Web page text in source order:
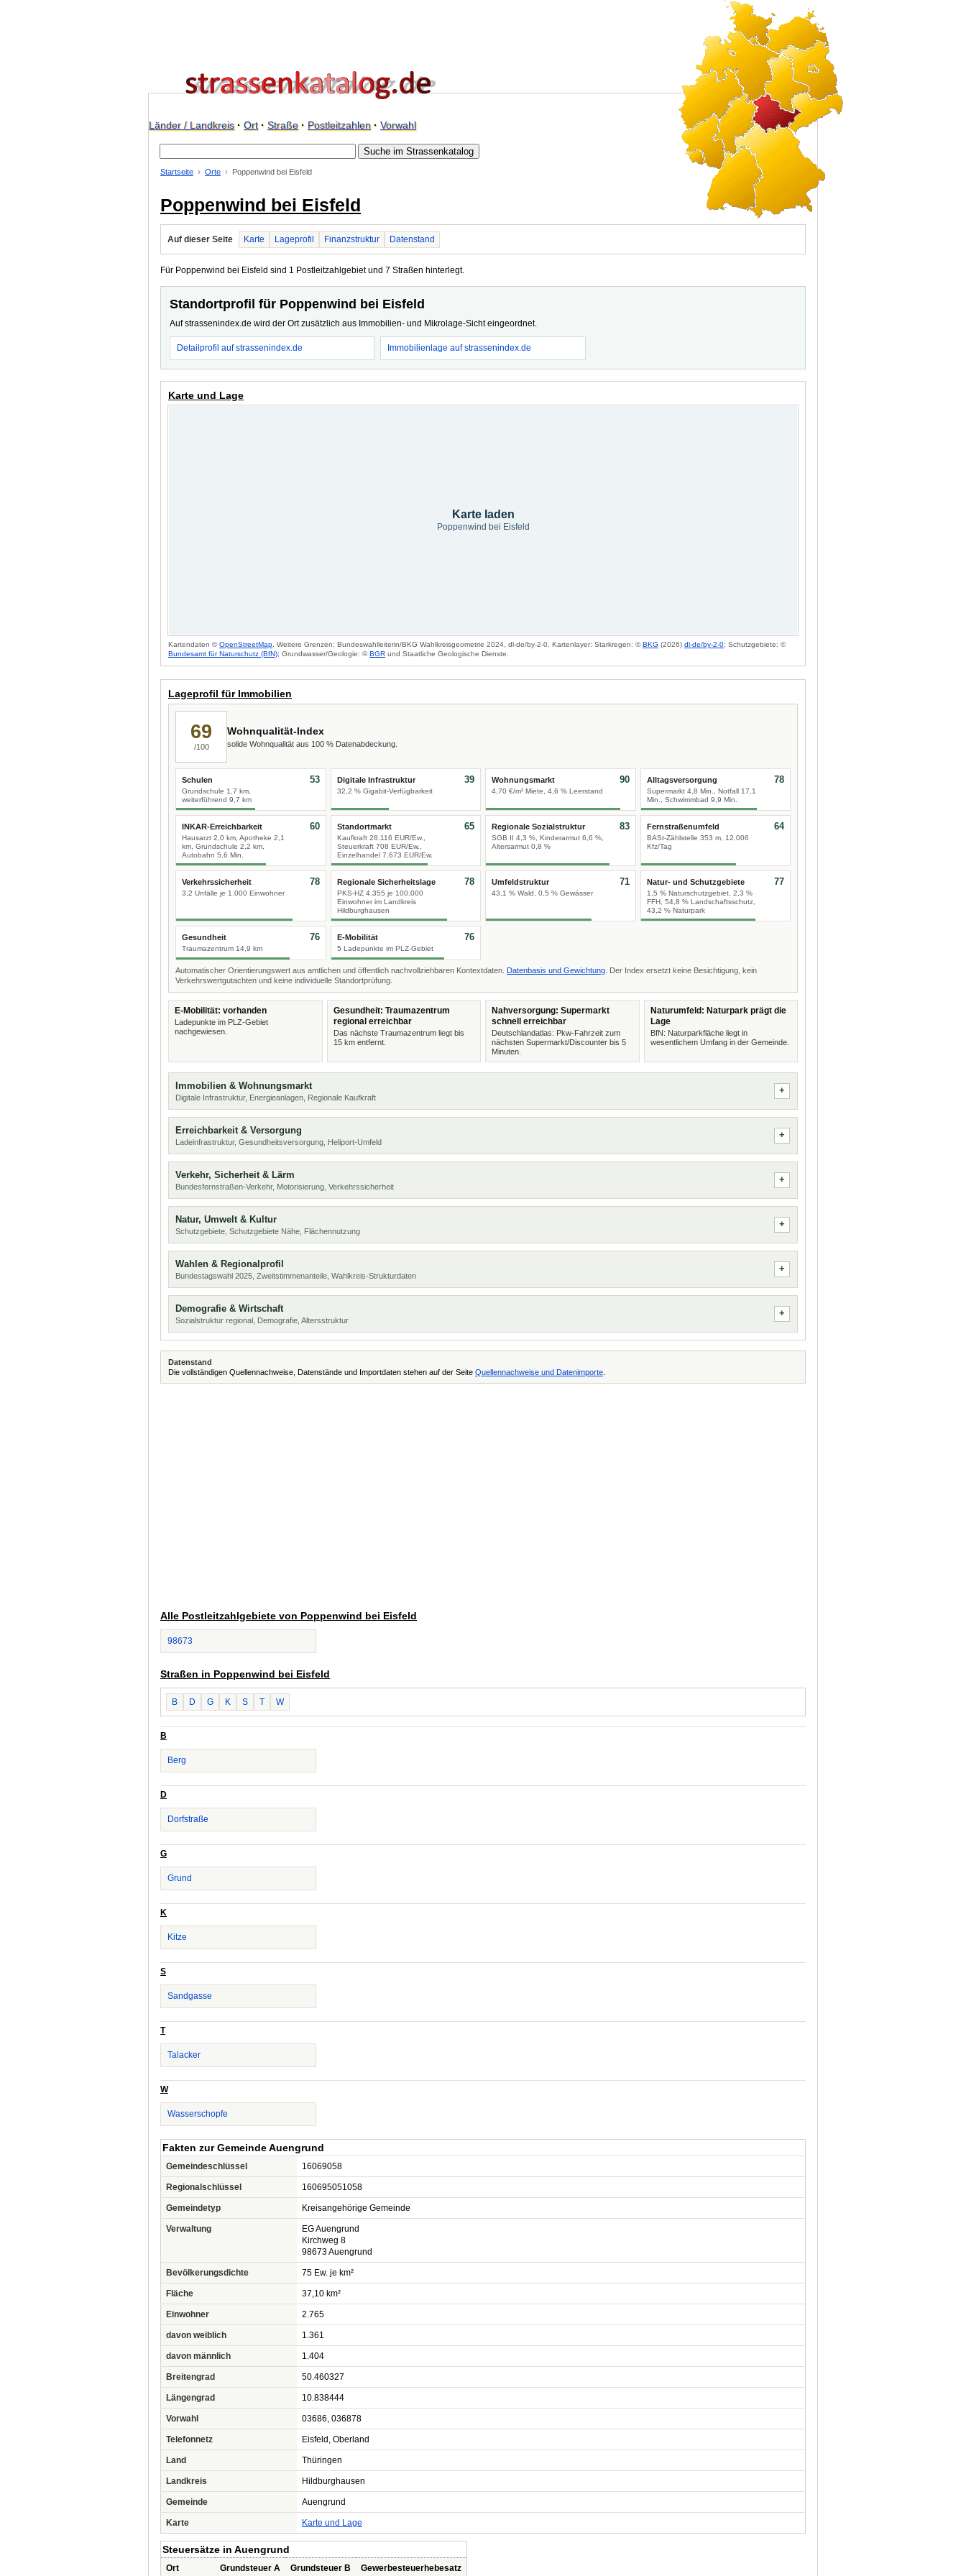
Länder / Landkreis· Ort· Straße· Postleitzahlen· Vorwahl
Startseite Orte Poppenwind bei Eisfeld
Poppenwind bei Eisfeld
Auf dieser Seite Karte Lageprofil Finanzstruktur Datenstand
Für Poppenwind bei Eisfeld sind 1 Postleitzahlgebiet und 7 Straßen hinterlegt.
Standortprofil für Poppenwind bei Eisfeld
Auf strassenindex.de wird der Ort zusätzlich aus Immobilien- und Mikrolage-Sicht eingeordnet.
Detailprofil auf strassenindex.de Immobilienlage auf strassenindex.de
Karte und Lage
Karte laden
Poppenwind bei Eisfeld
Kartendaten ©OpenStreetMap . Weitere Grenzen: Bundeswahlleiterin/BKG Wahlkreisgeometrie 2024, dl-de/by-2-0. Kartenlayer: Starkregen: ©BKG (2026) dl-de/by-2-0; Schutzgebiete: ©
Bundesamt für Naturschutz (BfN); Grundwasser/Geologie: ©BGR und Staatliche Geologische Dienste.
Lageprofil für Immobilien
69
/100
Wohnqualität-Index
solide Wohnqualität aus 100 % Datenabdeckung.
Schulen
Grundschule 1,7 km,
weiterführend 9,7 km
53 Digitale Infrastruktur
32,2 % Gigabit-Verfügbarkeit
39 Wohnungsmarkt
4,70 €/m² Miete, 4,6 % Leerstand
90 Alltagsversorgung
Supermarkt 4,8 Min., Notfall 17,1
Min., Schwimmbad 9,9 Min.
78
INKAR-Erreichbarkeit
Hausarzt 2,0 km, Apotheke 2,1
km, Grundschule 2,2 km,
Autobahn 5,6 Min.
60 Standortmarkt
Kaufkraft 28.116 EUR/Ew.,
Steuerkraft 708 EUR/Ew.,
Einzelhandel 7.673 EUR/Ew.
65 Regionale Sozialstruktur
SGB II 4,3 %, Kinderarmut 6,6 %,
Altersarmut 0,8 %
83 Fernstraßenumfeld
BASt-Zählstelle 353 m, 12.006
Kfz/Tag
64
Verkehrssicherheit
3,2 Unfälle je 1.000 Einwohner
78 Regionale Sicherheitslage
PKS-HZ 4.355 je 100.000
Einwohner im Landkreis
Hildburghausen
78 Umfeldstruktur
43,1 % Wald, 0,5 % Gewässer
71 Natur- und Schutzgebiete
1,5 % Naturschutzgebiet, 2,3 %
FFH, 54,8 % Landschaftsschutz,
43,2 % Naturpark
77
Gesundheit
Traumazentrum 14,9 km
76 E-Mobilität
5 Ladepunkte im PLZ-Gebiet
76
Automatischer Orientierungswert aus amtlichen und öffentlich nachvollziehbaren Kontextdaten. Datenbasis und Gewichtung . Der Index ersetzt keine Besichtigung, kein
Verkehrswertgutachten und keine individuelle Standortprüfung.
E-Mobilität: vorhanden
Ladepunkte im PLZ-Gebiet
nachgewiesen.
Gesundheit: Traumazentrum
regional erreichbar
Das nächste Traumazentrum liegt bis
15 km entfernt.
Nahversorgung: Supermarkt
schnell erreichbar
Deutschlandatlas: Pkw-Fahrzeit zum
nächsten Supermarkt/Discounter bis 5
Minuten.
Naturumfeld: Naturpark prägt die
Lage
BfN: Naturparkfläche liegt in
wesentlichem Umfang in der Gemeinde.
Immobilien & Wohnungsmarkt
Digitale Infrastruktur, Energieanlagen, Regionale Kaufkraft
Erreichbarkeit & Versorgung
Ladeinfrastruktur, Gesundheitsversorgung, Heliport-Umfeld
Verkehr, Sicherheit & Lärm
Bundesfernstraßen-Verkehr, Motorisierung, Verkehrssicherheit
Natur, Umwelt & Kultur
Schutzgebiete, Schutzgebiete Nähe, Flächennutzung
Wahlen & Regionalprofil
Bundestagswahl 2025, Zweitstimmenanteile, Wahlkreis-Strukturdaten
Demografie & Wirtschaft
Sozialstruktur regional, Demografie, Altersstruktur
Datenstand
Die vollständigen Quellennachweise, Datenstände und Importdaten stehen auf der Seite Quellennachweise und Datenimporte
Alle Postleitzahlgebiete von Poppenwind bei Eisfeld
98673
Straßen in Poppenwind bei Eisfeld
B D G K S T W
B
Berg
D
Dorfstraße
G
Grund
K
Kitze
S
Sandgasse
T
Talacker
W
Wasserschopfe
Fakten zur Gemeinde Auengrund
Gemeindeschlüssel 16069058
Regionalschlüssel 160695051058
Gemeindetyp Kreisangehörige Gemeinde
Verwaltung
EG Auengrund
Kirchweg 8
98673 Auengrund
Bevölkerungsdichte 75 Ew. je km²
Fläche 37,10 km²
Einwohner 2.765
davon weiblich 1.361
davon männlich 1.404
Breitengrad 50.460327
Längengrad 10.838444
Vorwahl 03686, 036878
Telefonnetz Eisfeld, Oberland
Land Thüringen
Landkreis Hildburghausen
Gemeinde Auengrund
Karte Karte und Lage
Steuersätze in Auengrund
Ort Grundsteuer A Grundsteuer B Gewerbesteuerhebesatz